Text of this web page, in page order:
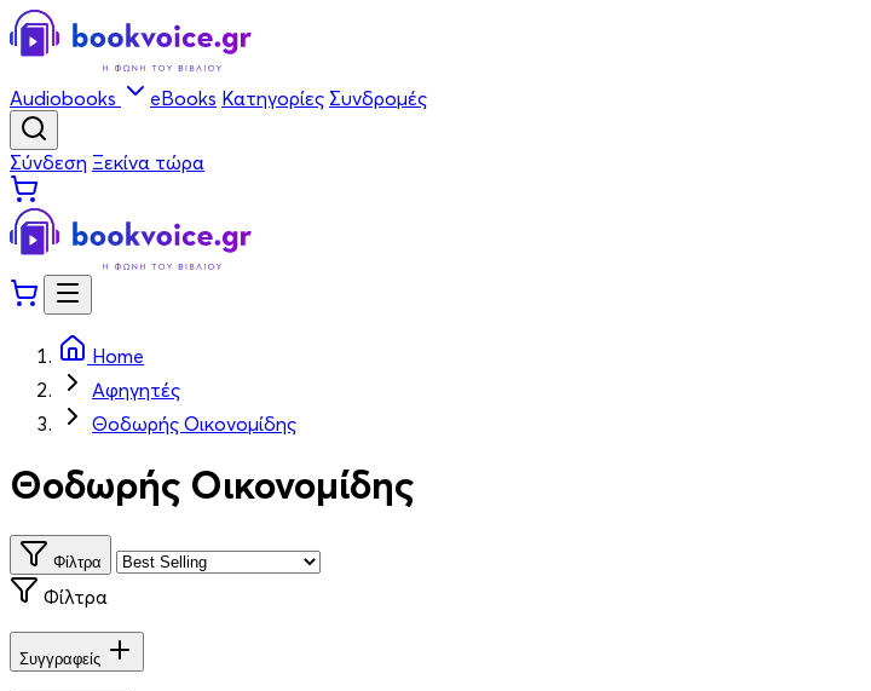
Audiobooks eBooks Κατηγορίες Συνδρομές
Σύνδεση Ξεκίνα τώρα
Home
Αφηγητές
Θοδωρής Οικονομίδης
Θοδωρής Οικονομίδης
Φίλτρα
Φίλτρα
Συγγραφείς